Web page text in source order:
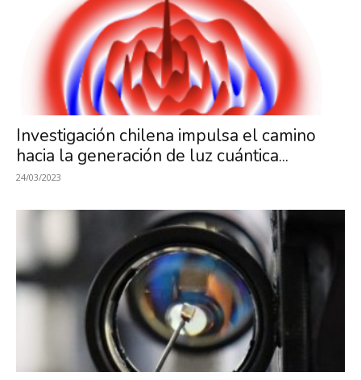
Investigación chilena impulsa el camino
hacia la generación de luz cuántica...
24/03/2023